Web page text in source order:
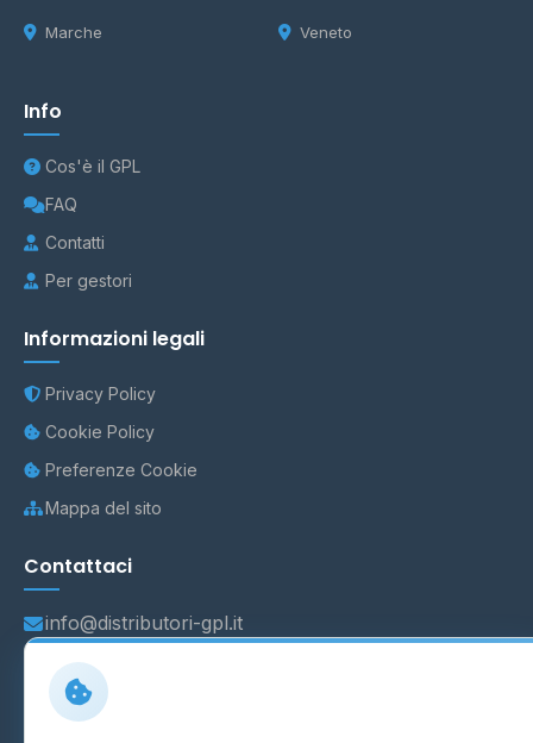
Marche Veneto
Info
Cos'è il GPL
FAQ
Contatti
Per gestori
Informazioni legali
Privacy Policy
Cookie Policy
Preferenze Cookie
Mappa del sito
Contattaci
info@distributori-gpl.it